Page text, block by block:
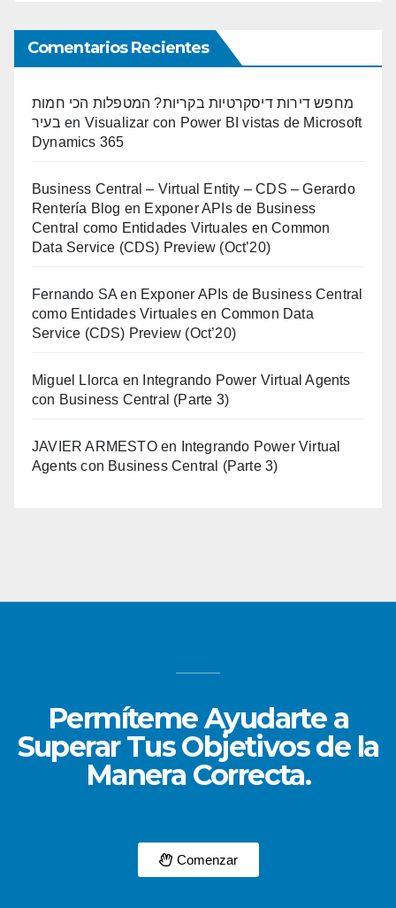
Comentarios Recientes
מחפש דירות דיסקרטיות בקריות? המטפלות הכי חמות
בעיר en Visualizar con Power BI vistas de Microsoft
Dynamics 365
Business Central – Virtual Entity – CDS – Gerardo
Rentería Blog en Exponer APIs de Business
Central como Entidades Virtuales en Common
Data Service (CDS) Preview (Oct’20)
Fernando SA en Exponer APIs de Business Central
como Entidades Virtuales en Common Data
Service (CDS) Preview (Oct’20)
Miguel Llorca en
Integrando Power Virtual Agents
con Business Central (Parte 3)
JAVIER ARMESTOen
Integrando Power Virtual
Agents con Business Central (Parte 3)
Permíteme Ayudarte a
Superar Tus Objetivos de la
Manera Correcta.
Comenzar